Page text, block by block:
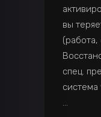
вы
(работа,
спец.